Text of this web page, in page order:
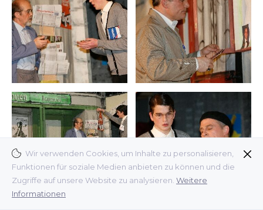
Wir verwenden Cookies, um Inhalte zu personalisieren,
Funktionen für soziale Medien anbieten zu können und die
Zugriffe auf unsere Website zu analysieren. Weitere
Informationen